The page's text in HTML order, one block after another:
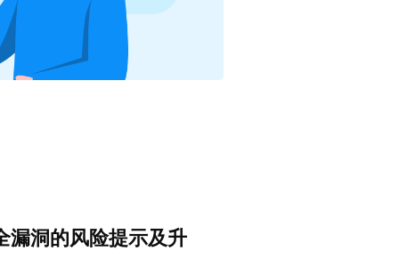
洞的风险提示及升